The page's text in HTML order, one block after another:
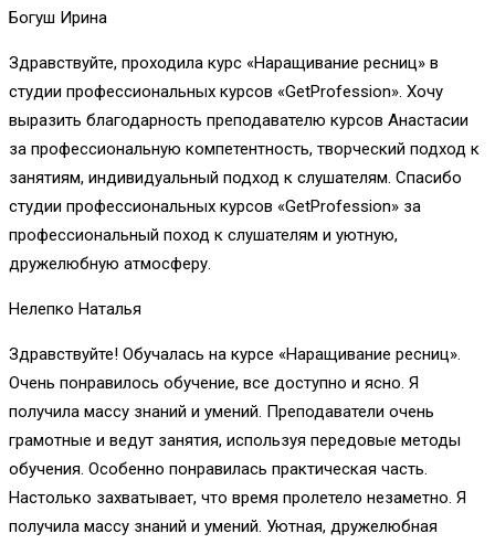
Богуш Ирина
Здравствуйте, проходила курс «Наращивание ресниц» в
студии профессиональных курсов «GetProfession». Хочу
выразить благодарность преподавателю курсов Анастасии
за профессиональную компетентность, творческий подход к
занятиям, индивидуальный подход к слушателям. Спасибо
студии профессиональных курсов «GetProfession» за
профессиональный поход к слушателям и уютную,
дружелюбную атмосферу.
Нелепко Наталья
Здравствуйте! Обучалась на курсе «Наращивание ресниц».
Очень понравилось обучение, все доступно и ясно. Я
получила массу знаний и умений. Преподаватели очень
грамотные и ведут занятия, используя передовые методы
обучения. Особенно понравилась практическая часть.
Настолько захватывает, что время пролетело незаметно. Я
получила массу знаний и умений. Уютная, дружелюбная